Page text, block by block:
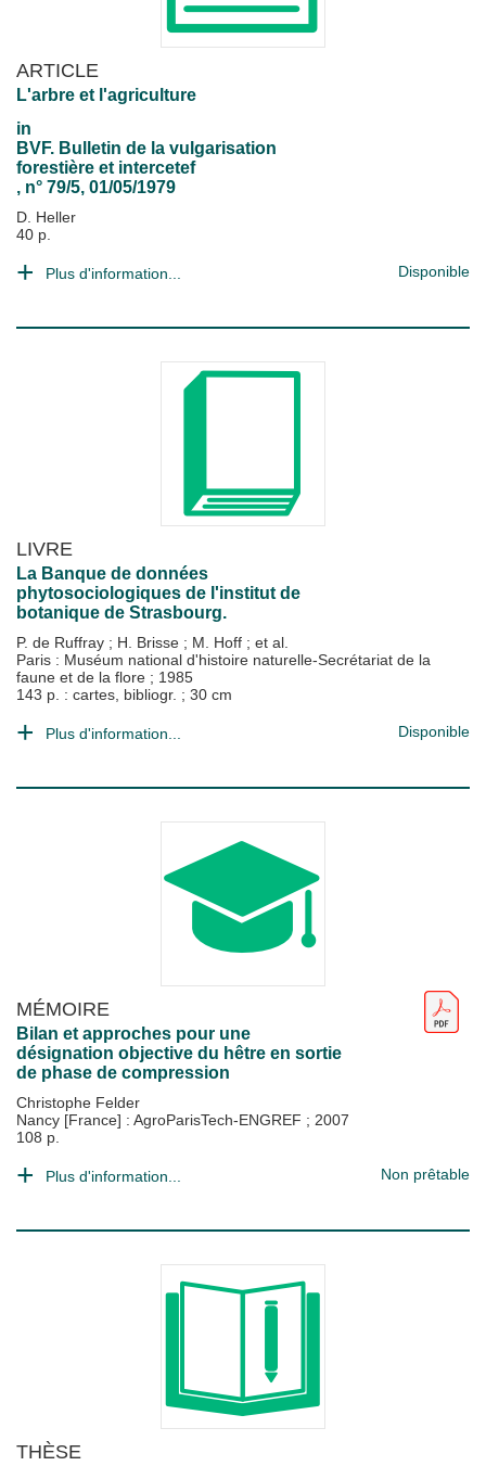
ARTICLE
L'arbre et l'agriculture
in
BVF. Bulletin de la vulgarisation
forestière et intercetef
, n° 79/5, 01/05/1979
D. Heller
40 p.
Plus d'information... Disponible
LIVRE
La Banque de données
phytosociologiques de l'institut de
botanique de Strasbourg.
P. de Ruffray ; H. Brisse ; M. Hoff ; et al.
Paris : Muséum national d'histoire naturelle-Secrétariat de la
faune et de la flore ; 1985
143 p. : cartes, bibliogr. ; 30 cm
Plus d'information... Disponible
MÉMOIRE
Bilan et approches pour une
désignation objective du hêtre en sortie
de phase de compression
Christophe Felder
Nancy [France] : AgroParisTech-ENGREF ; 2007
108 p.
Plus d'information... Non prêtable
THÈSE